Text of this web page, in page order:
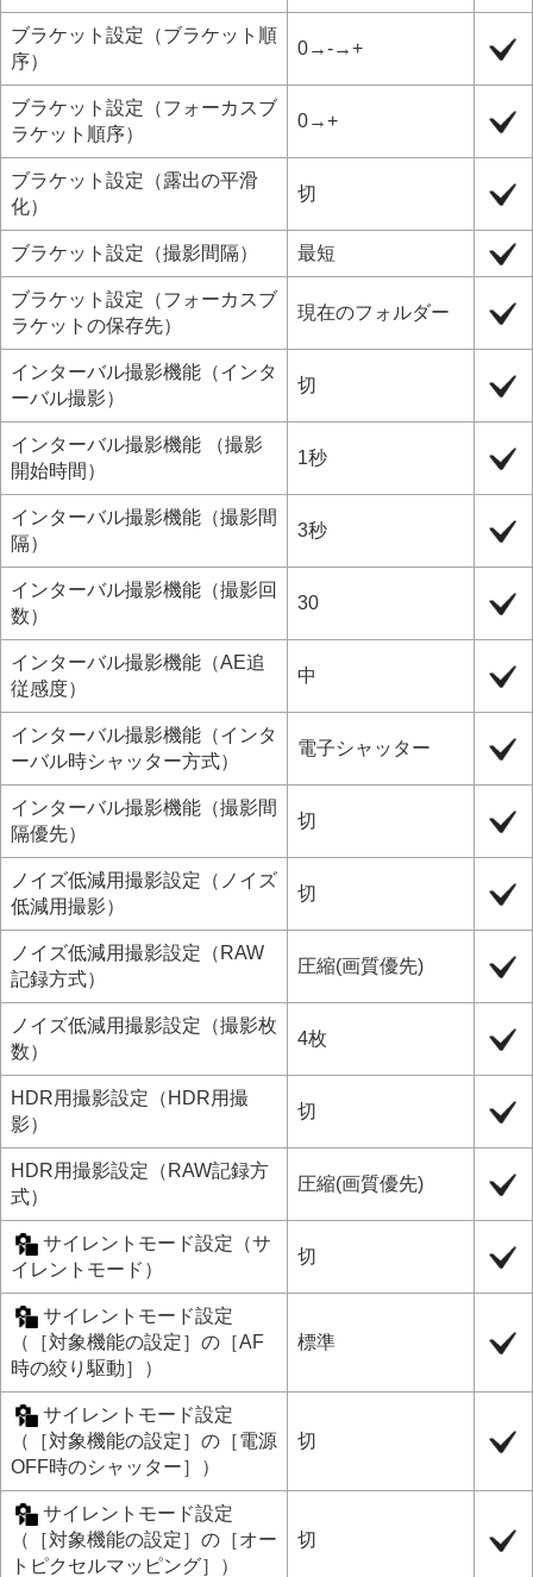
ブラケット設定 （ブラケット順
序）
0→-→+
ブラケット設定 （フォーカスブ
ラケット順序）
0→+
ブラケット設定 （露出の平滑
化）
切
ブラケット設定 （撮影間隔） 最短
ブラケット設定 （フォーカスブ
ラケットの保存先）
現在のフォルダー
インターバル撮影機能 （インタ
ーバル撮影）
切
インターバル撮影機能 （撮影
開始時間 ）
1秒
インターバル撮影機能 （撮影間
隔）
3秒
インターバル撮影機能 （撮影回
数）
30
インターバル撮影機能 （AE追
従感度）
中
インターバル撮影機能 （インタ
ーバル時シャッター方式）
電子シャッター
インターバル撮影機能 （撮影間
隔優先）
切
ノイズ低減用撮影設定 （ ノイズ
低減用撮影）
切
ノイズ低減用撮影設定 （ RAW
記録方式）
圧縮(画質優先)
ノイズ低減用撮影設定 （撮影枚
数）
4枚
HDR用撮影設定 （ HDR用撮
影）
切
HDR用撮影設定 （ RAW記録方
式）
圧縮(画質優先)
サイレントモード設定 （サ
イレントモード ）
切
サイレントモード設定
（
［対象機能の設定］ の ［AF
時の絞り駆動］
）
標準
サイレントモード設定
（
［対象機能の設定］ の ［電源
OFF時のシャッター］
）
切
サイレントモード設定
（
［対象機能の設定］ の ［オー
トピクセルマッピング］
）
切